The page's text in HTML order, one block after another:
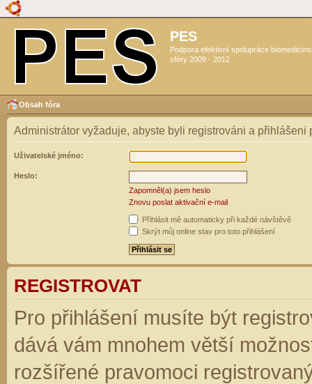
PES
Podpora efektivní spolupráce
sféry 2009 - 2012
Obsah fóra
Administrátor vyžaduje, abyste byli registrováni a přihlášeni
Uživatelské jméno:
Heslo:
Zapomněl(a) jsem heslo
Znovu poslat aktivační e-mail
Přihlásit mě automaticky při každé návštěvě
Skrýt můj online stav pro toto přihlášení
REGISTROVAT
Pro přihlášení musíte být
dává vám mnohem větší
rozšířené pravomoci